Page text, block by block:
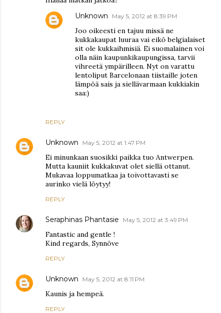
REPLY
Unknown May 5, 2012 at 8:39 PM
Joo oikeesti en tajuu missä ne
kukkakaupat luuraa vai eikö belgialaiset
sit ole kukkaihmisiä. Ei suomalainen voi
olla näin kaupunkikaupungissa, tarvii
vihreetä ympärilleen. Nyt on varattu
lentoliput Barcelonaan tiistaille joten
lämpöä sais ja siellävarmaan kukkiakin
saa:)
Unknown May 5, 2012 at 1:47 PM
Ei minunkaan suosikki paikka tuo Antwerpen.
Mutta kauniit kukkakuvat olet siellä ottanut.
Mukavaa loppumatkaa ja toivottavasti se
aurinko vielä löytyy!
REPLY
Seraphinas Phantasie May 5, 2012 at 3:49 PM
Fantastic and gentle !
Kind regards, Synnöve
REPLY
Unknown May 5, 2012 at 8:11 PM
Kaunis ja hempeä.
REPLY